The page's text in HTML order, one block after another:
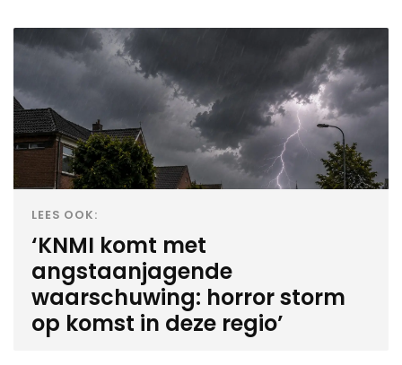
LEES OOK:
‘KNMI komt met
angstaanjagende
waarschuwing: horror storm
op komst in deze regio’